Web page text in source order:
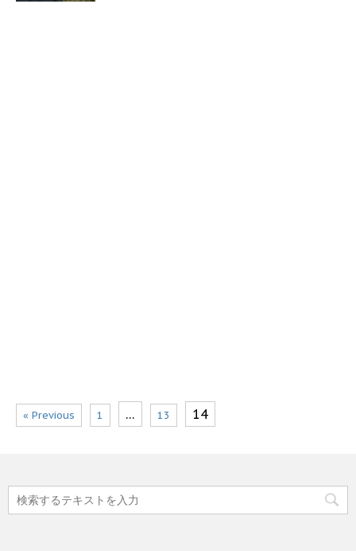
« Previous 1 … 13 14